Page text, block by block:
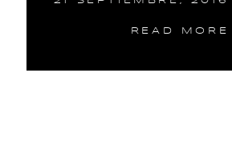
READ MORE